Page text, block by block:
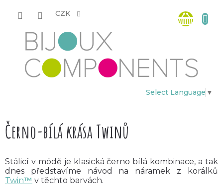
CZK
Select Language ▼
košík
Černo-bílá krása Twinů
Stálicí v módě je klasická černo bílá kombinace, a tak
dnes představíme návod na náramek z korálků
Twin™ v těchto barvách.